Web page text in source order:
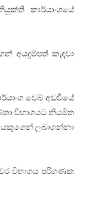
කාර්යාංශයේ
අයදුම්පත් කැඳවා
වෙබ් අඩවියේ
විභාගයට නියමිත
ලබාගන්නා
විභාගය පරිගණක